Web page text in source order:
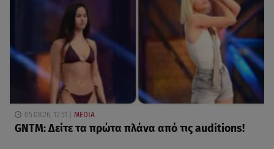
05.08.26, 12:51 MEDIA
GNTM: Δείτε τα πρώτα πλάνα από τις auditions!